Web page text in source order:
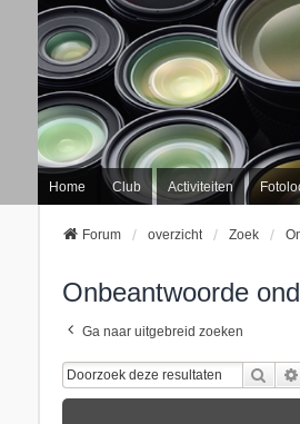
Home Club Activiteiten
Forum overzicht Zoek
Onbeantwoorde
Ga naar uitgebreid zoeken
Zoek